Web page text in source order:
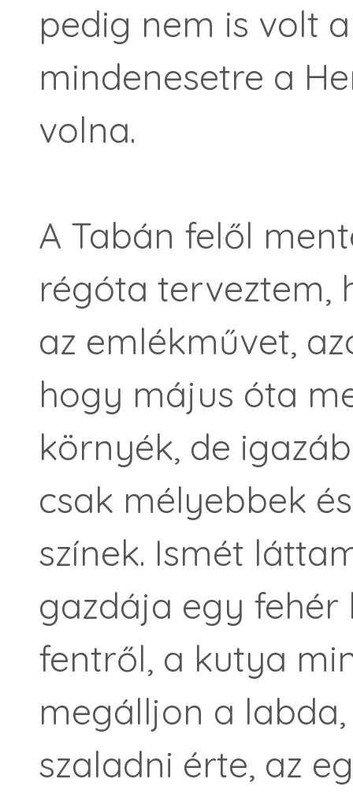
pedig nem is volt
mindenesetre a
volna.
A Tabán felől
régóta terveztem,
az emlékművet,
hogy május óta
környék, de
csak mélyebbek
színek. Ismét
gazdája egy
fentről, a kutya
megálljon a
szaladni érte, az